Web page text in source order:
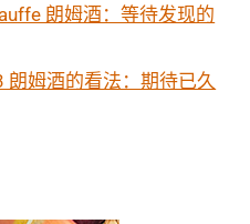
朗姆酒：等待发现的
朗姆酒的看法：期待已久